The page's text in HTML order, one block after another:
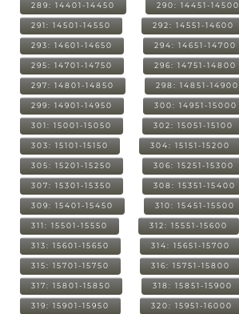
289: 14401-14450 290: 14451-14500
291: 14501-14550 292: 14551-14600
293: 14601-14650 294: 14651-14700
295: 14701-14750 296: 14751-14800
297: 14801-14850 298: 14851-14900
299: 14901-14950 300: 14951-15000
301: 15001-15050 302: 15051-15100
303: 15101-15150 304: 15151-15200
305: 15201-15250 306: 15251-15300
307: 15301-15350 308: 15351-15400
309: 15401-15450 310: 15451-15500
311: 15501-15550 312: 15551-15600
313: 15601-15650 314: 15651-15700
315: 15701-15750 316: 15751-15800
317: 15801-15850 318: 15851-15900
319: 15901-15950 320: 15951-16000